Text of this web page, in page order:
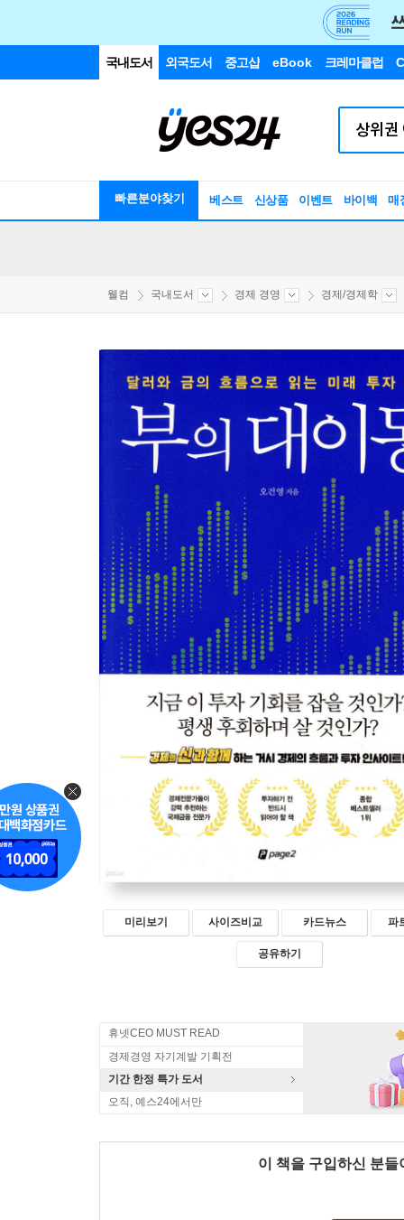
국내도서 외국도서 중고샵 eBook 크레마클럽
빠른분야찾기 베스트 신상품 이벤트 바이백 매
웰컴 국내도서 경제 경영 경제/경제학
미리보기 사이즈비교 카드뉴스 파
공유하기
휴넷CEO MUST READ
경제경영 자기계발 기획전
기간 한정 특가 도서
오직, 예스24에서만
이 책을 구입하신 분